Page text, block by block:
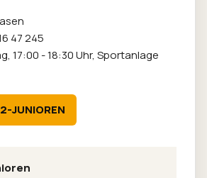
47 245
17:00 - 18:30 Uhr, Sportanlage
JUNIOREN